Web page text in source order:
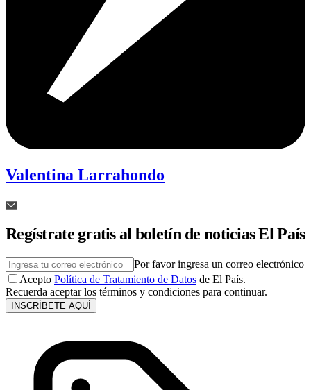
Valentina Larrahondo
Regístrate gratis al boletín de noticias El País
Por favor ingresa un correo electrónico
Acepto Política de Tratamiento de Datos de El País.
Recuerda aceptar los términos y condiciones para continuar.
INSCRÍBETE AQUÍ